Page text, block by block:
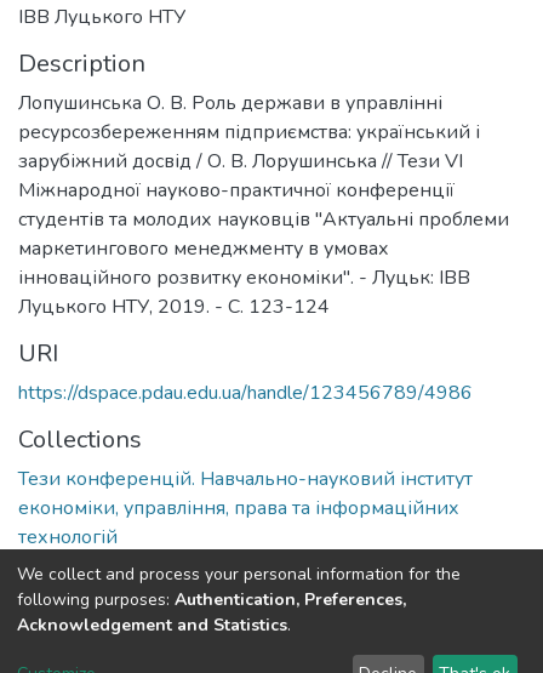
ІВВ Луцького НТУ
Description
Лопушинська О. В. Роль держави в управлінні
ресурсозбереженням підприємства: український і
зарубіжний досвід / О. В. Лорушинська // Тези VI
Міжнародної науково-практичної конференції
студентів та молодих науковців "Актуальні проблеми
маркетингового менеджменту в умовах
інноваційного розвитку економіки". - Луцьк: ІВВ
Луцького НТУ, 2019. - С. 123-124
URI
https://dspace.pdau.edu.ua/handle/123456789/4986
Collections
Тези конференцій. Навчально-науковий інститут
економіки, управління, права та інформаційних
технологій
Full item page
DSpace software copyright © 2002-2026 LYRASIS
We collect and process your personal information for the
following purposes: Authentication, Preferences,
Acknowledgement and Statistics.